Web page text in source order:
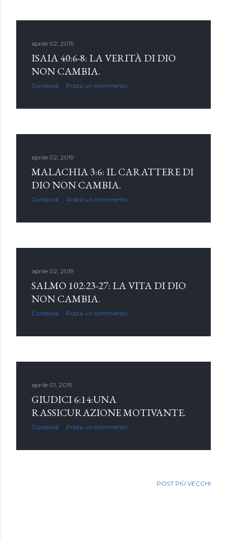
aprile 02, 2019
ISAIA 40:6-8: LA VERITÀ DI DIO
NON CAMBIA.
Condividi Posta un commento
aprile 02, 2019
MALACHIA 3:6: IL CARATTERE DI
DIO NON CAMBIA.
Condividi Posta un commento
aprile 02, 2019
SALMO 102:23-27: LA VITA DI DIO
NON CAMBIA.
Condividi Posta un commento
aprile 01, 2019
GIUDICI 6:14:UNA
RASSICURAZIONE MOTIVANTE.
Condividi Posta un commento
POST PIÙ VECCHI